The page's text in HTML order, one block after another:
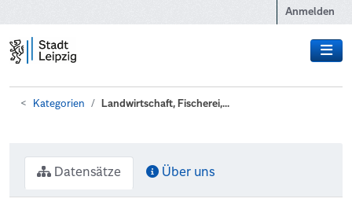
Anmelden
Kategorien Landwirtschaft, Fischerei,...
Datensätze Über uns